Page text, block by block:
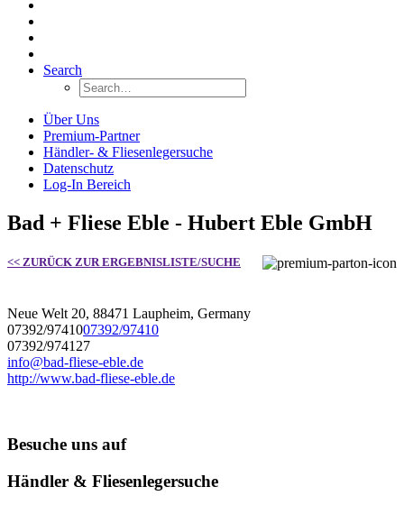
Search
Über Uns
Premium-Partner
Händler- & Fliesenlegersuche
Datenschutz
Log-In Bereich
Bad + Fliese Eble - Hubert Eble GmbH
<< ZURÜCK ZUR ERGEBNISLISTE/SUCHE
Neue Welt 20, 88471 Laupheim, Germany
07392/9741007392/97410
07392/974127
info@bad-fliese-eble.de
http://www.bad-fliese-eble.de
Besuche uns auf
Händler & Fliesenlegersuche